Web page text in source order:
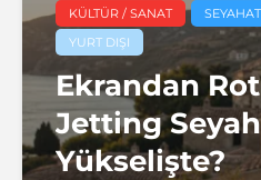
KÜLTÜR / SANAT SEYAHAT
YURT DIŞI
Ekrandan
Jetting
Yükselişte?